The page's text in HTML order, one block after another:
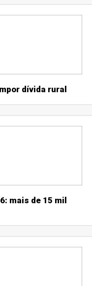
dívida rural
mais de 15 mil